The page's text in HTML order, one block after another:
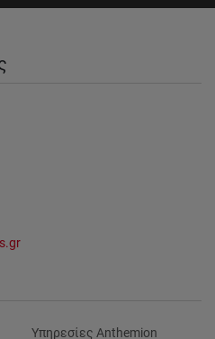
Υπηρεσίες Anthemion